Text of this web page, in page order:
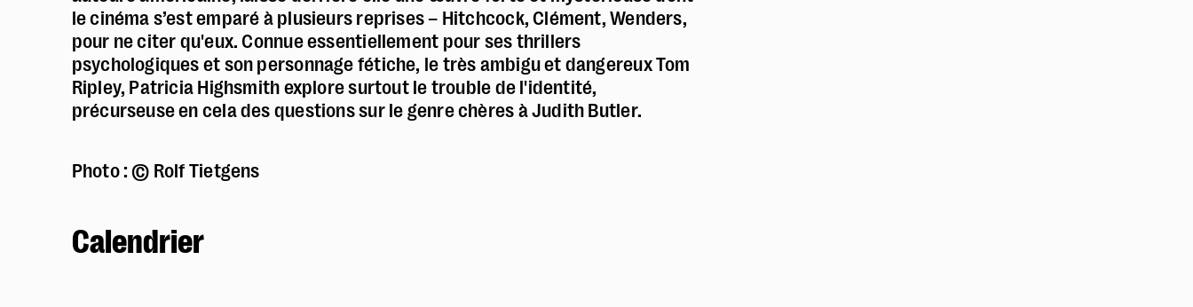
le cinéma s’est emparé à plusieurs reprises – Hitchcock, Clément, Wenders,
pour ne citer qu'eux. Connue essentiellement pour ses thrillers
psychologiques et son personnage fétiche, le très ambigu et dangereux Tom
Ripley, Patricia Highsmith explore surtout le trouble de l'identité,
précurseuse en cela des questions sur le genre chères à Judith Butler.
Photo : © Rolf Tietgens
Calendrier